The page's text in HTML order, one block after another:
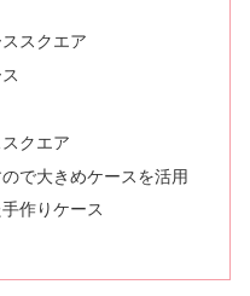
スクエア
クエア
で大きめケースを活用
作りケース